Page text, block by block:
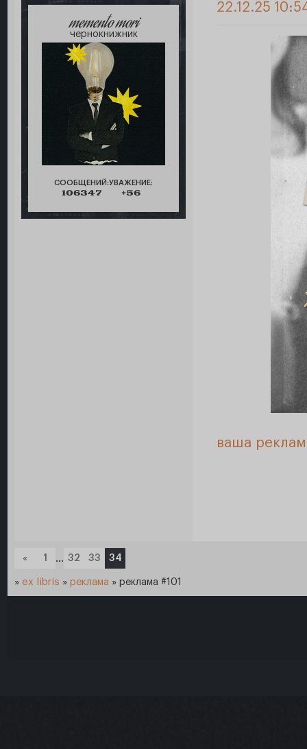
memento mori
чернокнижник
СООБЩЕНИЙ:
106347
УВАЖЕНИЕ:
+56
22.12.25
ваша
« 1 … 32 33 34
» ex libris » реклама » реклама #101